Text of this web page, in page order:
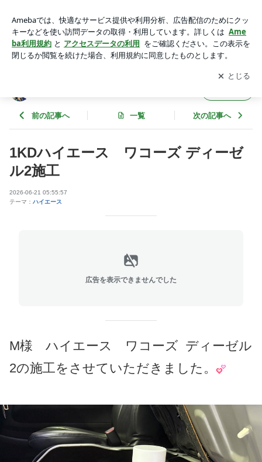
日々
アプリをダウンロードして ブログの更新通知
を受け取りまし
ょう。
開く
前の記事へ 一覧 次の記事へ
1KDハイエース ワコーズ ディーゼ
ル2施工
2026-06-21 05:55:57
テーマ： ハイエース
広告を表示できませんでした
M様 ハイエース ワコーズ ディーゼル
2の施工をさせていただきました。